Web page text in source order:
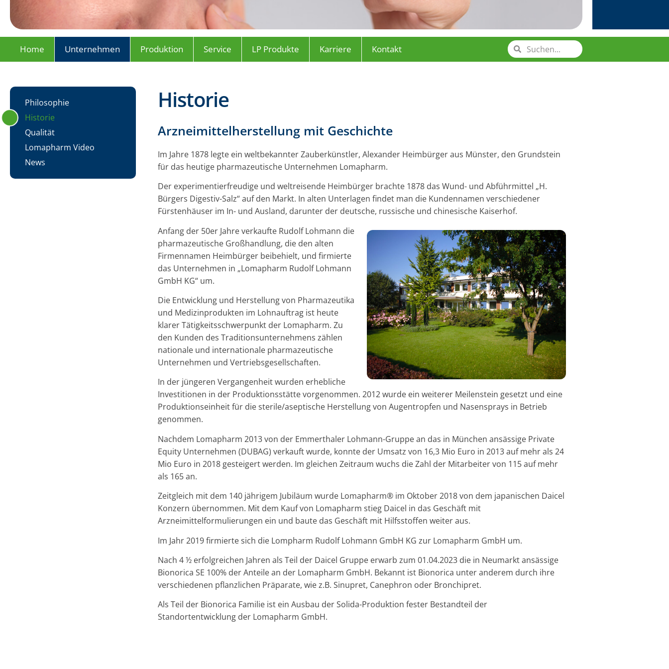
Home Unternehmen Produktion Service LP Produkte Karriere Kontakt
Philosophie
Historie
Qualität
Lomapharm Video
News
Historie
Arzneimittelherstellung mit Geschichte
Im Jahre 1878 legte ein weltbekannter Zauberkünstler, Alexander Heimbürger aus Münster, den Grundstein
für das heutige pharmazeutische Unternehmen Lomapharm.
Der experimentierfreudige und weltreisende Heimbürger brachte 1878 das Wund- und Abführmittel „H.
Bürgers Digestiv-Salz“ auf den Markt. In alten Unterlagen findet man die Kundennamen verschiedener
Fürstenhäuser im In- und Ausland, darunter der deutsche, russische und chinesische Kaiserhof.
Anfang der 50er Jahre verkaufte Rudolf Lohmann die
pharmazeutische Großhandlung, die den alten
Firmennamen Heimbürger beibehielt, und firmierte
das Unternehmen in „Lomapharm Rudolf Lohmann
GmbH KG“ um.
Die Entwicklung und Herstellung von Pharmazeutika
und Medizinprodukten im Lohnauftrag ist heute
klarer Tätigkeitsschwerpunkt der Lomapharm. Zu
den Kunden des Traditionsunternehmens zählen
nationale und internationale pharmazeutische
Unternehmen und Vertriebsgesellschaften.
In der jüngeren Vergangenheit wurden erhebliche
Investitionen in der Produktionsstätte vorgenommen. 2012 wurde ein weiterer Meilenstein gesetzt und eine
Produktionseinheit für die sterile/aseptische Herstellung von Augentropfen und Nasensprays in Betrieb
genommen.
Nachdem Lomapharm 2013 von der Emmerthaler Lohmann-Gruppe an das in München ansässige Private
Equity Unternehmen (DUBAG) verkauft wurde, konnte der Umsatz von 16,3 Mio Euro in 2013 auf mehr als 24
Mio Euro in 2018 gesteigert werden. Im gleichen Zeitraum wuchs die Zahl der Mitarbeiter von 115 auf mehr
als 165 an.
Zeitgleich mit dem 140 jährigem Jubiläum wurde Lomapharm® im Oktober 2018 von dem japanischen Daicel
Konzern übernommen. Mit dem Kauf von Lomapharm stieg Daicel in das Geschäft mit
Arzneimittelformulierungen ein und baute das Geschäft mit Hilfsstoffen weiter aus.
Im Jahr 2019 firmierte sich die Lompharm Rudolf Lohmann GmbH KG zur Lomapharm GmbH um.
Nach 4 ½ erfolgreichen Jahren als Teil der Daicel Gruppe erwarb zum 01.04.2023 die in Neumarkt ansässige
Bionorica SE 100% der Anteile an der Lomapharm GmbH. Bekannt ist Bionorica unter anderem durch ihre
verschiedenen pflanzlichen Präparate, wie z.B. Sinupret, Canephron oder Bronchipret.
Als Teil der Bionorica Familie ist ein Ausbau der Solida-Produktion fester Bestandteil der
Standortentwicklung der Lomapharm GmbH.